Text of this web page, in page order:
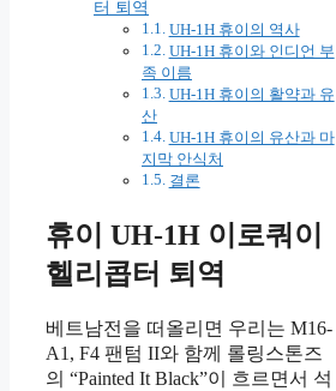
터 퇴역
UH-1H 휴이의 역사
UH-1H 휴이와 인디언 부
족 이름
UH-1H 휴이의 활약과 유
산
UH-1H 휴이의 유산과 마
지막 안식처
결론
휴이 UH-1H 이로쿼이
헬리콥터 퇴역
베트남전을 떠올리면 우리는 M16-
A1, F4 팬텀 II와 함께 롤링스톤즈
의 “Painted It Black”이 흐르면서 석